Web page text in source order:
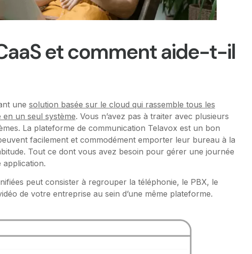
et comment aide-t-il
une solution basée sur le cloud qui rassemble tous les
un seul système. Vous n’avez pas à traiter avec plusieurs
La plateforme de communication Telavox est un bon
facilement et commodément emporter leur bureau à la
Tout ce dont vous avez besoin pour gérer une journée
application.
peut consister à regrouper la téléphonie, le PBX, le
de votre entreprise au sein d’une même plateforme.